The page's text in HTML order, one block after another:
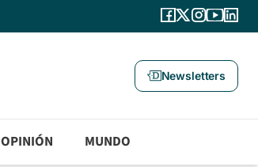
Newsletters
OPINIÓN MUNDO